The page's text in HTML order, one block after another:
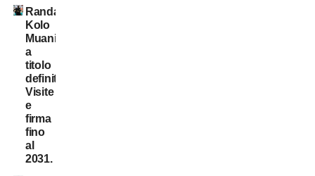
Randal
Kolo
Muani:
a
titolo
definitivo!
Visite
e
firma
fino
al
2031.